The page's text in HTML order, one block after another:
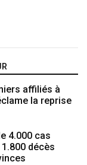
affiliés à
la reprise
4.000 cas
décès